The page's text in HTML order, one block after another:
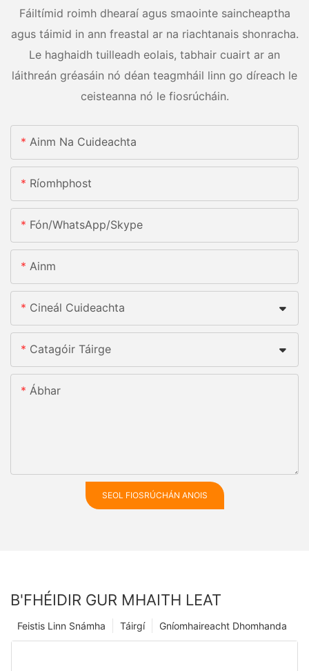
Fáiltímid roimh dhearaí agus smaointe saincheaptha
agus táimid in ann freastal ar na riachtanais shonracha.
Le haghaidh tuilleadh eolais, tabhair cuairt ar an
láithreán gréasáin nó déan teagmháil linn go díreach le
ceisteanna nó le fiosrúcháin.
Ainm Na Cuideachta
Ríomhphost
Fón/whatsApp/skype
Ainm
Cineál Cuideachta
Catagóir Táirge
Ábhar
SEOL FIOSRÚCHÁN ANOIS
B'FHÉIDIR GUR MHAITH LEAT
Gníomhaireacht Dhomhanda
Táirgí
Feistis Linn Snámha